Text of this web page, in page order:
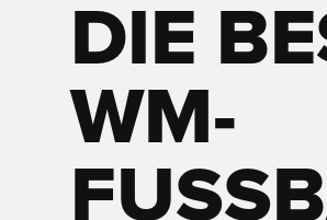
DIE
WM-